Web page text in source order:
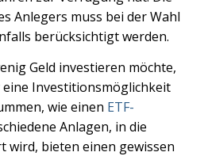
Anlegers muss bei der Wahl
berücksichtigt werden.
Geld investieren möchte,
eine Investitionsmöglichkeit
wie einen ETF-
Anlagen, in die
wird, bieten einen gewissen